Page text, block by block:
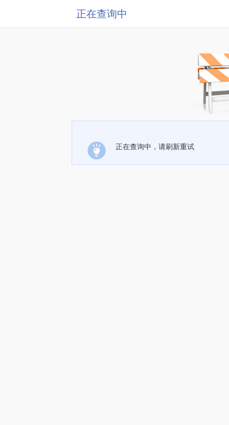
正在查询中
正在查询中，请刷新重试